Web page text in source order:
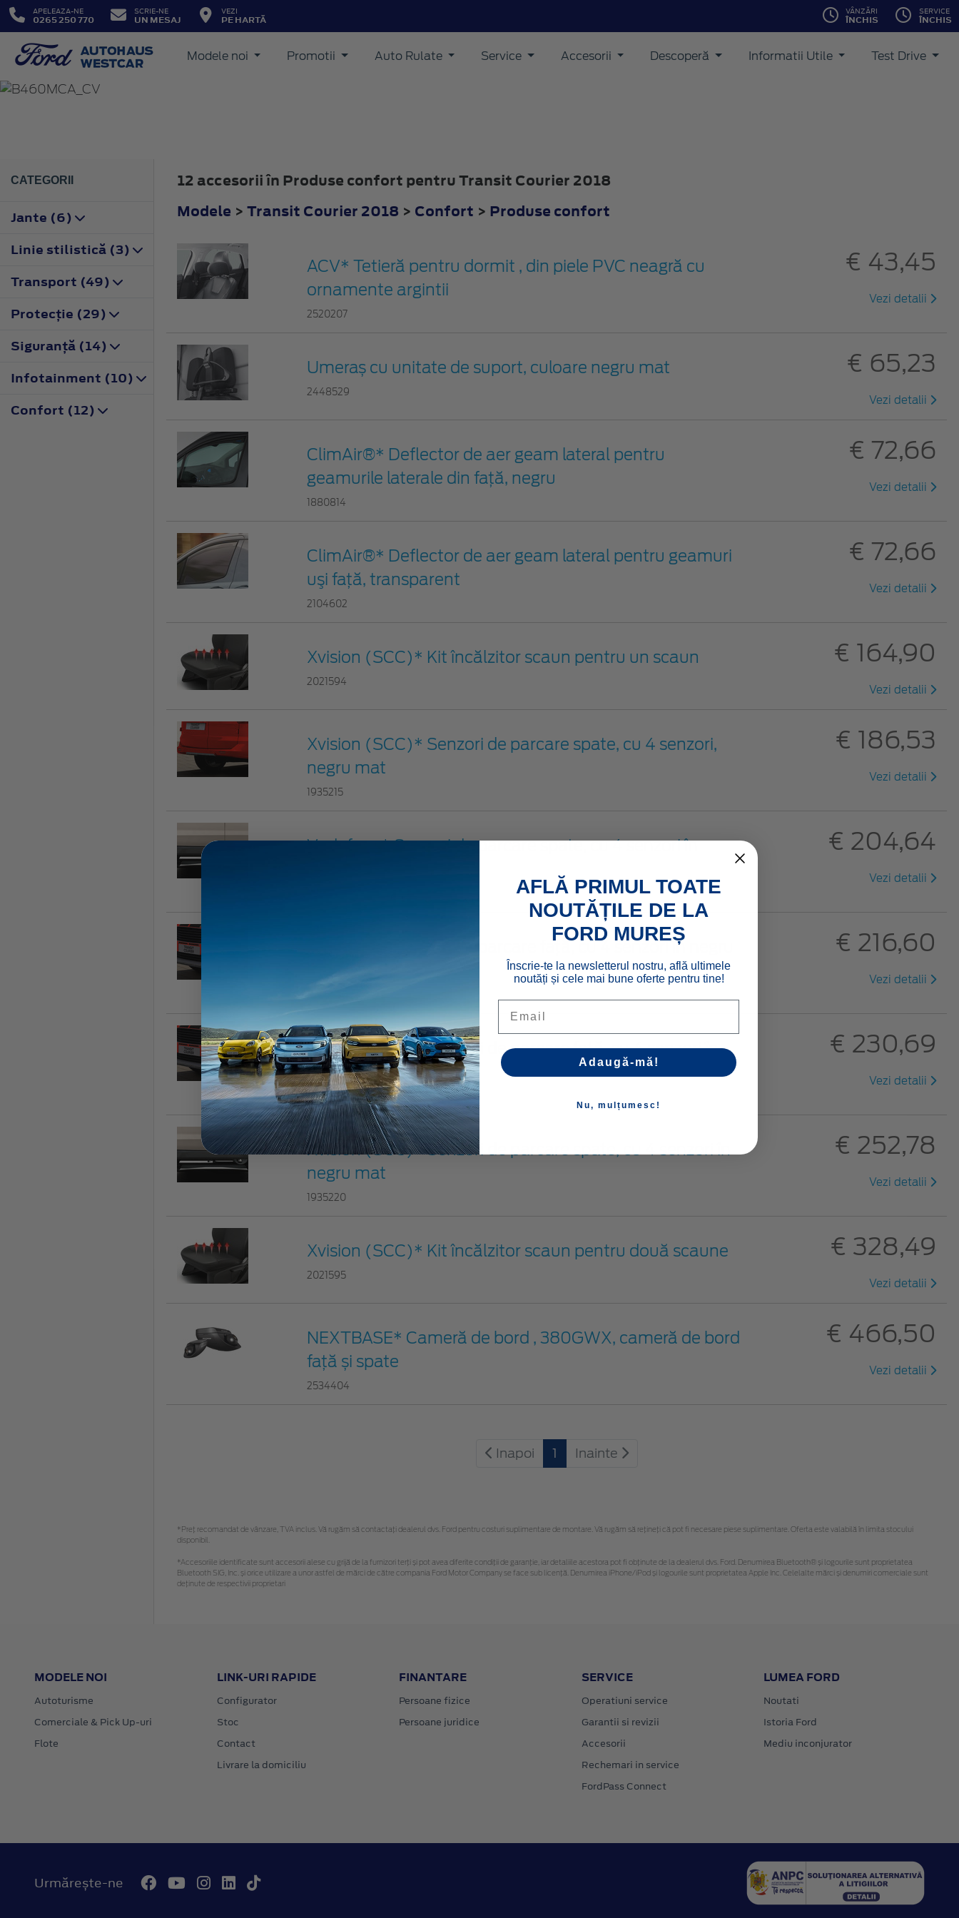
APELEAZA-NE
0265 250 770
SCRIE-NE
UN MESAJ
VEZI
PE HARTĂ
VÂNZĂRI
ÎNCHIS
SERVICE
ÎNCHIS
Modele noi Promotii Auto Rulate Service Accesorii Descoperă Informatii Utile Test Drive
TRANSIT COURIER
CATEGORII
Jante (6)
Linie stilistică (3)
Transport (49)
Protecţie (29)
Siguranţă (14)
Infotainment (10)
Confort (12)
12 accesorii în Produse confort pentru Transit Courier 2018
Modele > Transit Courier 2018 > Confort > Produse confort
ACV* Tetieră pentru dormit , din piele PVC neagră cu
ornamente argintii
2520207
€ 43,45
Vezi detalii
Umeraș cu unitate de suport, culoare negru mat
2448529
€ 65,23
Vezi detalii
ClimAir®* Deflector de aer geam lateral pentru
geamurile laterale din faţă, negru
1880814
€ 72,66
Vezi detalii
ClimAir®* Deflector de aer geam lateral pentru geamuri
uşi faţă, transparent
2104602
€ 72,66
Vezi detalii
Xvision (SCC)* Kit încălzitor scaun pentru un scaun
2021594
€ 164,90
Vezi detalii
Xvision (SCC)* Senzori de parcare spate, cu 4 senzori,
negru mat
1935215
€ 186,53
Vezi detalii
Vodafone* Senzori de parcare spate, cu 4 senzori în
€ 204,64
Vezi detalii
Vodafone* Senzori de parcare față, cu 4 senzori în negru
mat
€ 216,60
Vezi detalii
Xvision (SCC)* Senzori de parcare faţă, cu 4 senzori în
negru matte
1935219
€ 230,69
Vezi detalii
Xvision (SCC)* Senzori de parcare spate, cu 4 senzori în
negru mat
1935220
€ 252,78
Vezi detalii
Xvision (SCC)* Kit încălzitor scaun pentru două scaune
2021595
€ 328,49
Vezi detalii
NEXTBASE* Cameră de bord , 380GWX, cameră de bord
față și spate
2534404
€ 466,50
Vezi detalii
Inapoi 1 Inainte
*Preţ recomandat de vânzare, TVA inclus. Vă rugăm să contactaţi dealerul dvs. Ford pentru costuri suplimentare de montare. Vă rugăm să rețineți că pot fi necesare piese suplimentare. Oferta este valabilă în limita stocului
disponibil.
*Accesoriile identificate sunt accesorii alese cu grijă de la furnizori terți și pot avea diferite condiții de garanție, iar detaliile acestora pot fi obținute de la dealerul dvs. Ford. Denumirea Bluetooth® și logourile sunt proprietatea
Bluetooth SIG, Inc. și orice utilizare a unor astfel de mărci de către compania Ford Motor Company se face sub licență. Denumirea iPhone/iPod și logourile sunt proprietatea Apple Inc. Celelalte mărci și denumiri comerciale sunt
deținute de respectivii proprietari
MODELE NOI
Autoturisme
Comerciale & Pick Up-uri
Flote
LINK-URI RAPIDE
Configurator
Stoc
Contact
Livrare la domiciliu
FINANTARE
Persoane fizice
Persoane juridice
SERVICE
Operatiuni service
Garantii si revizii
Accesorii
Rechemari in service
FordPass Connect
LUMEA FORD
Noutati
Istoria Ford
Mediu inconjurator
Urmărește-ne
AFLĂ PRIMUL TOATE
NOUTĂȚILE DE LA
FORD MUREȘ
Înscrie-te la newsletterul nostru, află ultimele
noutăți și cele mai bune oferte pentru tine!
Adaugă-mă!
Nu, mulțumesc!